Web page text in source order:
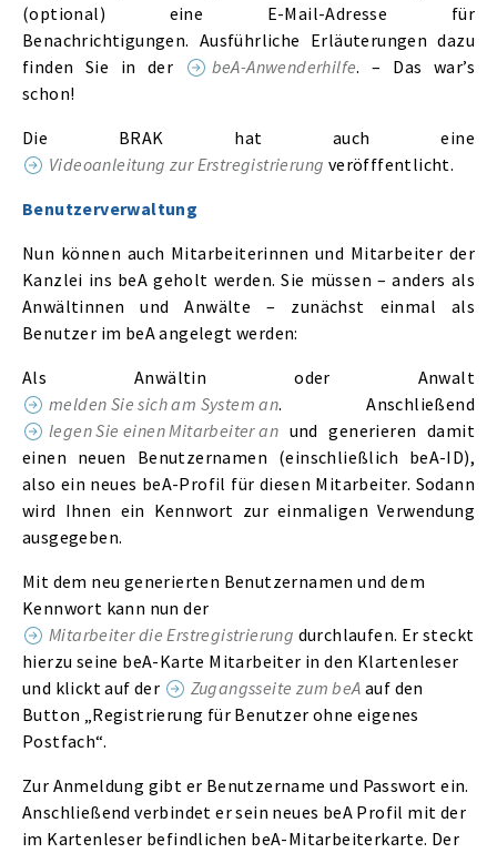
(optional) eine E-Mail-Adresse für
Benachrichtigungen. Ausführliche Erläuterungen dazu
finden Sie in der
beA-Anwenderhilfe. – Das war’s
schon!
Die BRAK hat auch eine
Videoanleitung zur Erstregistrierung veröfffentlicht.
Benutzerverwaltung
Nun können auch Mitarbeiterinnen und Mitarbeiter der
Kanzlei ins beA geholt werden. Sie müssen – anders als
Anwältinnen und Anwälte – zunächst einmal als
Benutzer im beA angelegt werden:
Als Anwältin oder Anwalt
melden Sie sich am System an. Anschließend
legen Sie einen Mitarbeiter anund generieren damit
einen neuen Benutzernamen (einschließlich beA-ID),
also ein neues beA-Profil für diesen Mitarbeiter. Sodann
wird Ihnen ein Kennwort zur einmaligen Verwendung
ausgegeben.
Mit dem neu generierten Benutzernamen und dem
Kennwort kann nun der
Mitarbeiter die Erstregistrierung durchlaufen. Er steckt
hierzu seine beA-Karte Mitarbeiter in den Klartenleser
und klickt auf der
Zugangsseite zum beA auf den
Button „Registrierung für Benutzer ohne eigenes
Postfach“.
Zur Anmeldung gibt er Benutzername und Passwort ein.
Anschließend verbindet er sein neues beA Profil mit der
im Kartenleser befindlichen beA-Mitarbeiterkarte. Der